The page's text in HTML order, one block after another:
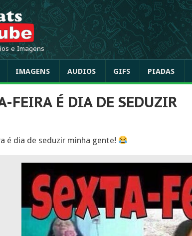
e Imagens
IMAGENS AUDIOS GIFS PIADAS
FEIRA É DIA DE SEDUZIR
é dia de seduzir minha gente!